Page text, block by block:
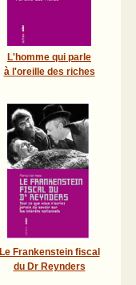
L'homme qui parle
à l'oreille des riches
Le Frankenstein fiscal
du Dr Reynders